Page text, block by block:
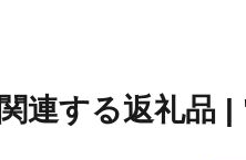
関連する返礼品